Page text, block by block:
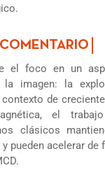
el foco en un
la imagen: la
de
el
clásicos
pueden acelerar de